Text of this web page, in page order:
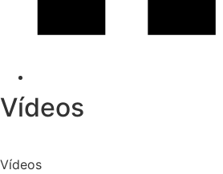
Vídeos
Vídeos